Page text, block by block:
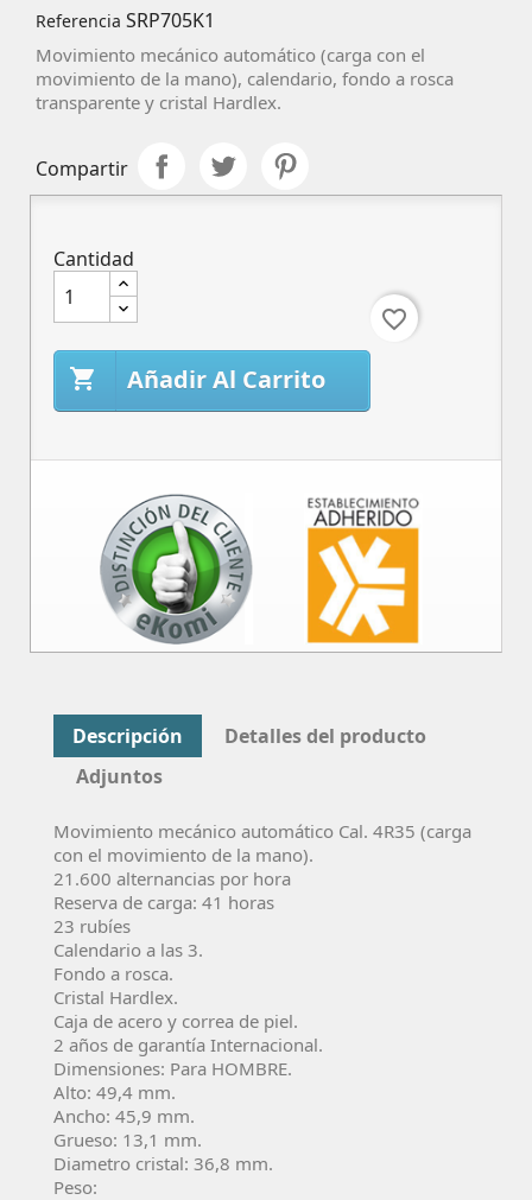
Referencia SRP705K1
Movimiento mecánico automático (carga con el
movimiento de la mano), calendario, fondo a rosca
transparente y cristal Hardlex.
Compartir
Cantidad
 Añadir Al Carrito
favorite_border
Descripción
Detalles del producto
Adjuntos
Movimiento mecánico automático Cal. 4R35 (carga
con el movimiento de la mano).
21.600 alternancias por hora
Reserva de carga: 41 horas
23 rubíes
Calendario a las 3.
Fondo a rosca.
Cristal Hardlex.
Caja de acero y correa de piel.
2 años de garantía Internacional.
Dimensiones: Para HOMBRE.
Alto: 49,4 mm.
Ancho: 45,9 mm.
Grueso: 13,1 mm.
Diametro cristal: 36,8 mm.
Peso: